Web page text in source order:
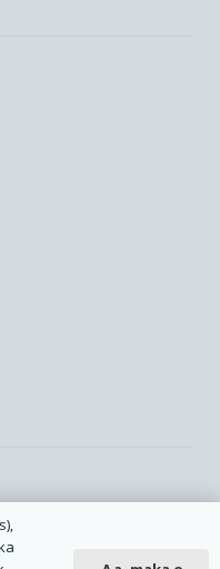
| Издател: Авио Форум |